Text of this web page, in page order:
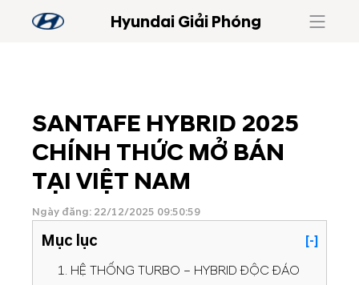
Hyundai Giải Phóng
SANTAFE HYBRID 2025
CHÍNH THỨC MỞ BÁN
TẠI VIỆT NAM
Ngày đăng: 22/12/2025 09:50:59
Mục lục
[-]
1. HỆ THỐNG TURBO – HYBRID ĐỘC ĐÁO